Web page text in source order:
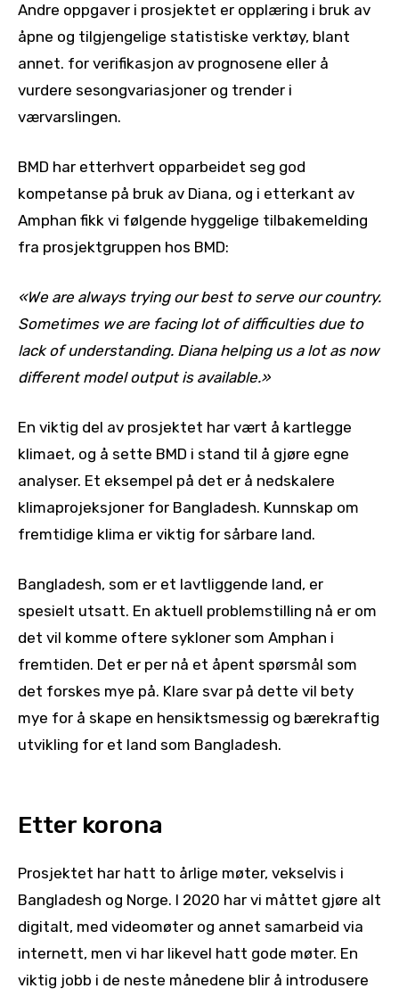
Andre oppgaver i prosjektet er opplæring i bruk av
åpne og tilgjengelige statistiske verktøy, blant
annet. for verifikasjon av prognosene eller å
vurdere sesongvariasjoner og trender i
værvarslingen.
BMD har etterhvert opparbeidet seg god
kompetanse på bruk av Diana, og i etterkant av
Amphan fikk vi følgende hyggelige tilbakemelding
fra prosjektgruppen hos BMD:
«We are always trying our best to serve our country.
Sometimes we are facing lot of difficulties due to
lack of understanding. Diana helping us a lot as now
different model output is available.»
En viktig del av prosjektet har vært å kartlegge
klimaet, og å sette BMD i stand til å gjøre egne
analyser. Et eksempel på det er å nedskalere
klimaprojeksjoner for Bangladesh. Kunnskap om
fremtidige klima er viktig for sårbare land.
Bangladesh, som er et lavtliggende land, er
spesielt utsatt. En aktuell problemstilling nå er om
det vil komme oftere sykloner som Amphan i
fremtiden. Det er per nå et åpent spørsmål som
det forskes mye på. Klare svar på dette vil bety
mye for å skape en hensiktsmessig og bærekraftig
utvikling for et land som Bangladesh.
Etter korona
Prosjektet har hatt to årlige møter, vekselvis i
Bangladesh og Norge. I 2020 har vi måttet gjøre alt
digitalt, med videomøter og annet samarbeid via
internett, men vi har likevel hatt gode møter. En
viktig jobb i de neste månedene blir å introdusere